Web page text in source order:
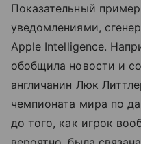
Показательный
уведомлениями,
Apple Intelligence.
обобщила новости и
англичанин Люк
чемпионата мира по
до того, как игрок